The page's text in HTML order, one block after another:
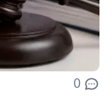
0